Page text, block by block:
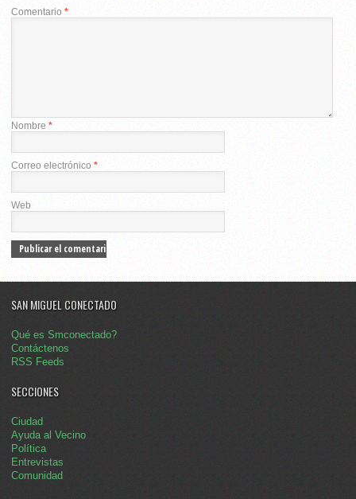
Comentario *
Nombre *
Correo electrónico *
Web
SAN MIGUEL CONECTADO
Qué es Smconectado?
Contáctenos
RSS Feeds
SECCIONES
Ciudad
Ayuda al Vecino
Política
Entrevistas
Comunidad